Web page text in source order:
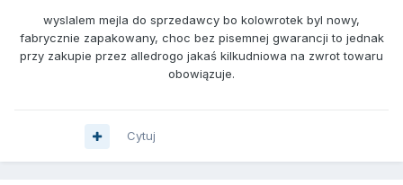
wyslalem mejla do sprzedawcy bo kolowrotek byl nowy,
fabrycznie zapakowany, choc bez pisemnej gwarancji to jednak
przy zakupie przez alledrogo jakaś kilkudniowa na zwrot towaru
obowiązuje.
Cytuj